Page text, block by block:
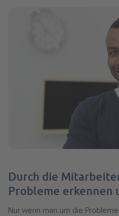
Durch die
Probleme erkennen
Nur wenn man um die